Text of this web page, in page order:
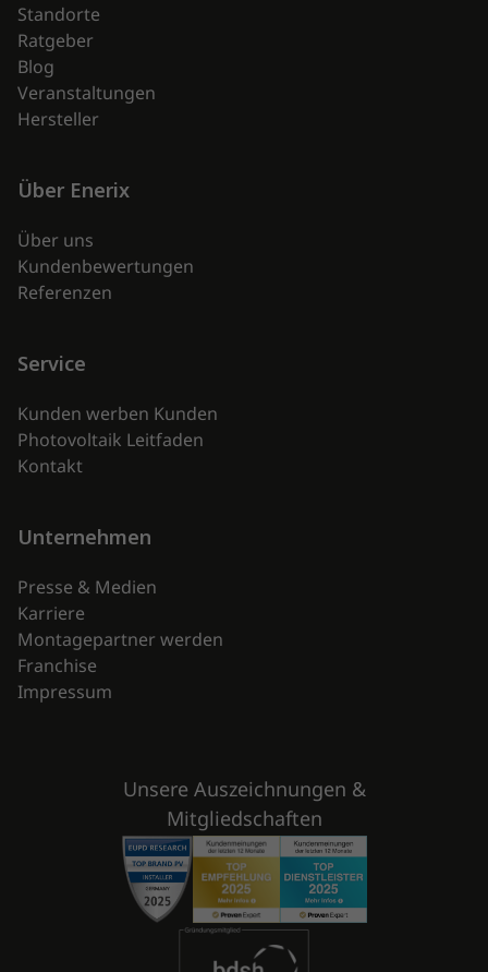
Standorte
Ratgeber
Blog
Veranstaltungen
Hersteller
Über Enerix
Über uns
Kundenbewertungen
Referenzen
Service
Kunden werben Kunden
Photovoltaik Leitfaden
Kontakt
Unternehmen
Presse & Medien
Karriere
Montagepartner werden
Franchise
Impressum
Unsere Auszeichnungen &
Mitgliedschaften